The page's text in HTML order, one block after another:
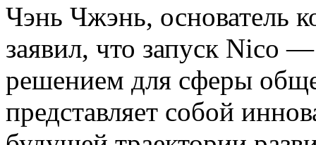
Чэнь Чжэнь, основатель
заявил, что запуск Nico
решением для сферы
представляет собой